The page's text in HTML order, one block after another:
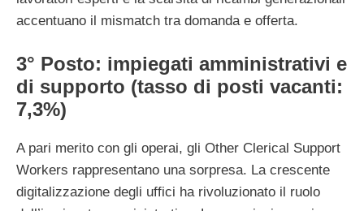
accentuano il mismatch tra domanda e offerta.
3° Posto: impiegati amministrativi e
di supporto (tasso di posti vacanti:
7,3%)
A pari merito con gli operai, gli Other Clerical Support
Workers rappresentano una sorpresa. La crescente
digitalizzazione degli uffici ha rivoluzionato il ruolo